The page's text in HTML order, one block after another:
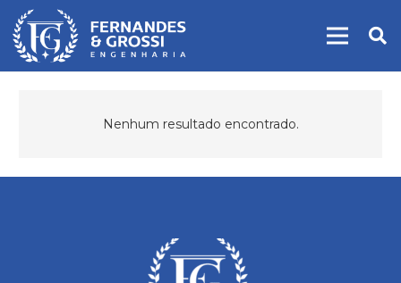
Nenhum resultado encontrado.